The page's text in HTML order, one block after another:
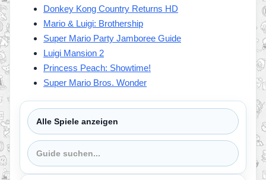
Donkey Kong Country Returns HD
Mario & Luigi: Brothership
Super Mario Party Jamboree Guide
Luigi Mansion 2
Princess Peach: Showtime!
Super Mario Bros. Wonder
Spiel
auswählen
Guide
suchen